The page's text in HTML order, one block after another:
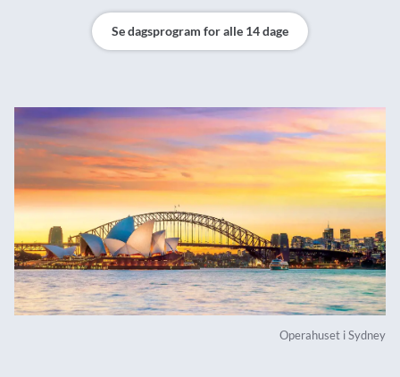
Se dagsprogram for alle 14 dage
Operahuset i Sydney